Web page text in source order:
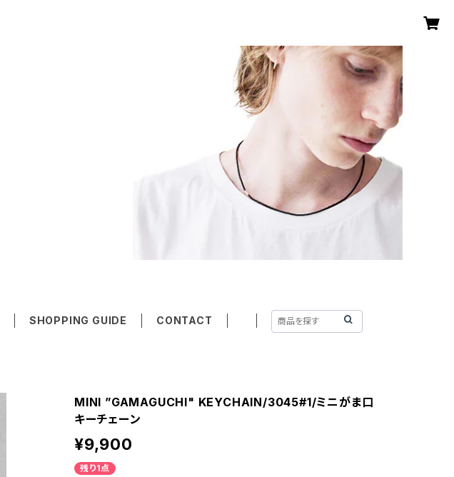
SHOPPING GUIDE CONTACT
MINI ”GAMAGUCHI" KEYCHAIN/3045#1/ミニがま口
キーチェーン
¥9,900
残り1点